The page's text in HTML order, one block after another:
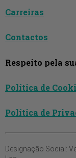
Carreiras
Contactos
Respeito pela
Política de
Política de
Designação Social: